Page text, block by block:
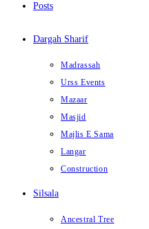
Posts
Dargah Sharif
Madrassah
Urss Events
Mazaar
Masjid
Majlis E Sama
Langar
Construction
Silsala
Ancestral Tree